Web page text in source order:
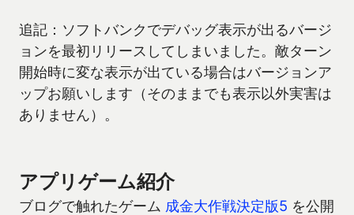
追記：ソフトバンクでデバッグ表示が出るバージ
ョンを最初リリースしてしまいました。敵ターン
開始時に変な表示が出ている場合はバージョンア
ップお願いします（そのままでも表示以外実害は
ありません）。
アプリゲーム紹介
ブログで触れたゲーム 成金大作戦決定版5 を公開